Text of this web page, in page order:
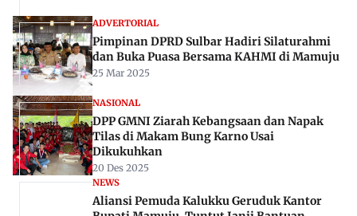
ADVERTORIAL
Pimpinan DPRD Sulbar Hadiri Silaturahmi
dan Buka Puasa Bersama KAHMI di Mamuju
25 Mar 2025
NASIONAL
DPP GMNI Ziarah Kebangsaan dan Napak
Tilas di Makam Bung Karno Usai
Dikukuhkan
20 Des 2025
NEWS
Aliansi Pemuda Kalukku Geruduk Kantor